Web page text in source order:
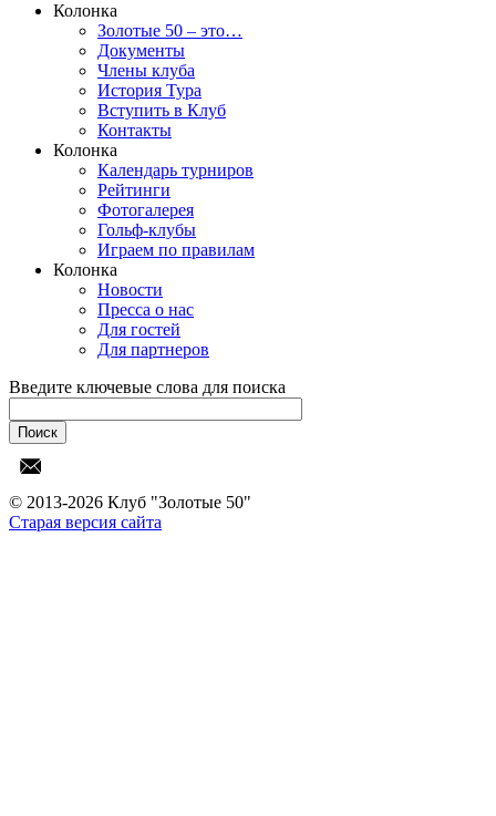
Колонка
Золотые 50 – это…
Документы
Члены клуба
История Тура
Вступить в Клуб
Контакты
Колонка
Календарь турниров
Рейтинги
Фотогалерея
Гольф-клубы
Играем по правилам
Колонка
Новости
Пресса о нас
Для гостей
Для партнеров
Введите ключевые слова для поиска
© 2013-2026 Клуб "Золотые 50"
Старая версия сайта